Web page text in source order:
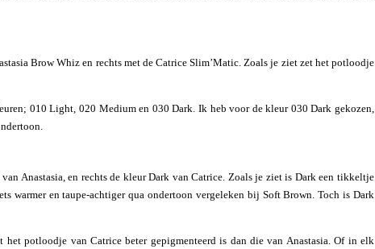
Brow Whiz en rechts met de Catrice Slim’Matic. Zoals je ziet zet het potloodje
010 Light, 020 Medium en 030 Dark. Ik heb voor de kleur 030 Dark gekozen,
Anastasia, en rechts de kleur Dark van Catrice. Zoals je ziet is Dark een tikkeltje
warmer en taupe-achtiger qua ondertoon vergeleken bij Soft Brown. Toch is Dark
potloodje van Catrice beter gepigmenteerd is dan die van Anastasia. Of in elk